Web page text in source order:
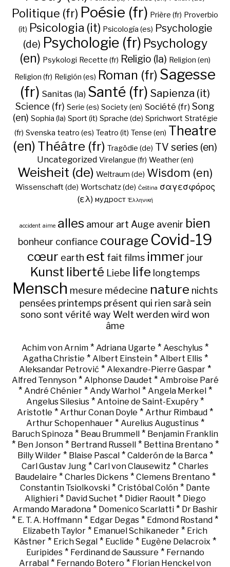
Politique (fr) Poésie (fr) Prière (fr) Proverbio
(it) Psicologia (it) Psicología (es) Psychologie
(de) Psychologie (fr) Psychology
(en) Psykologi Recette (fr) Religio (la) Religion (en)
Religion (fr) Religión (es) Roman (fr) Sagesse
(fr) Sanitas (la) Santé (fr) Sapienza (it)
Science (fr) Serie (es) Society (en) Société (fr) Song
(en) Sophia (la) Sport (it) Sprache (de) Sprichwort Stratégie
(fr) Svenska teatro (es) Teatro (it) Tense (en) Theatre
(en) Théâtre (fr) Tragödie (de) TV series (en)
Uncategorized Virelangue (fr) Weather (en)
Weisheit (de) Weltraum (de) Wisdom (en)
Wissenschaft (de) Wortschatz (de) Čeština σαγεσφόρος
(ελ) мудрост Ἑλληνική
accident aime alles amour art Auge avenir bien
bonheur confiance courage Covid-19
cœur earth est fait films immer jour
Kunst liberté Liebe life longtemps
Mensch mesure médecine nature nichts
pensées printemps présent qui rien sarà sein
sono sont vérité way Welt werden wird won
âme
Achim von Arnim * Adriana Ugarte * Aeschylus *
Agatha Christie * Albert Einstein* Albert Ellis*
Aleksandar Petrović * Alexandre-Pierre Gaspar *
Alfred Tennyson* Alphonse Daudet * Ambroise Paré
* André Chénier* Andy Warhol * Angela Merkel *
Angelus Silesius * Antoine de Saint-Exupéry *
Aristotle * Arthur Conan Doyle * Arthur Rimbaud *
Arthur Schopenhauer* Aurelius Augustinus*
Baruch Spinoza * Beau Brummell * Benjamin Franklin
* Ben Jonson* Bertrand Russell * Bettina Brentano *
Billy Wilder* Blaise Pascal* Calderón de la Barca*
Carl Gustav Jung * Carl von Clausewitz * Charles
Baudelaire * Charles Dickens* Clemens Brentano *
Constantin Tsiolkovski * Cristóbal Colón * Dante
Alighieri* David Suchet * Didier Raoult * Diego
Armando Maradona* Domenico Scarlatti* Dr Bashir
* E. T. A. Hoffmann * Edgar Degas * Edmond Rostand *
Elizabeth Taylor * Emanuel Schikaneder * Erich
Kästner * Erich Segal * Euclide * Eugène Delacroix *
Euripides* Ferdinand de Saussure * Fernando
Arrabal * Fernando Botero * Florian Henckel von